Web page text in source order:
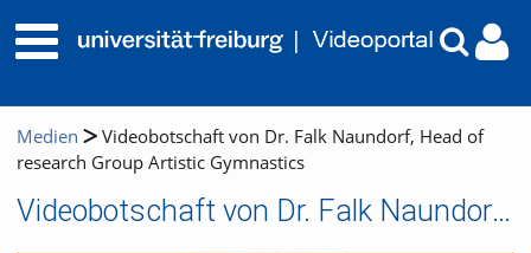
Medien
Videobotschaft von Dr. Falk Naundorf, Head of
research Group Artistic Gymnastics
Videobotschaft von Dr. Falk Naundorf, Head of research Group Artistic Gymnastics